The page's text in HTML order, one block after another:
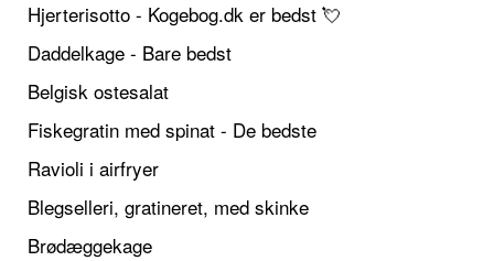
Hjerterisotto - Kogebog.dk er bedst 💘
Daddelkage - Bare bedst
Belgisk ostesalat
Fiskegratin med spinat - De bedste
Ravioli i airfryer
Blegselleri, gratineret, med skinke
Brødæggekage